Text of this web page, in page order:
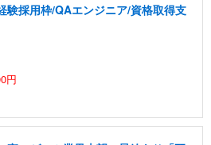
験採用枠/QAエンジニア/資格取得支
円